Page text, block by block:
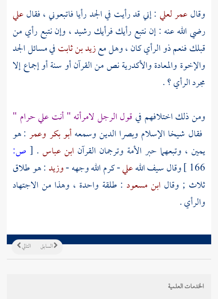
وقالعمرلعلي : إني قد رأيت في الجد رأيا فاتبعوني ، فقالعلي
رضي الله عنه : إن نتبع رأيك فرأيك رشيد ، وإن نتبع رأي من
قبلك فنعم ذو الرأي كان ، وهل معزيد بن ثابتفي مسائل الجد
والإخوة والمعادة والأكدرية نص من القرآن أو سنة أو إجماع إلا
مجرد الرأي ؟ .
ومن ذلك اختلافهم فيقول الرجل لامرأته " أنت علي حرام "
فقال شيخا الإسلام وبصرا الدين وسمعهأبو بكر وعمر : هو
يمين ، وتبعهما حبر الأمة وترجمان القرآن ابن عباس .
[ ص:
166 ] وقال سيف اللهعلي- كرم الله وجهه -وزيد: هو طلاق
ثلاث ; وقال ابن مسعود : طلقة واحدة ، وهذا من الاجتهاد
والرأي .
التالي السابق
الخدمات العلمية